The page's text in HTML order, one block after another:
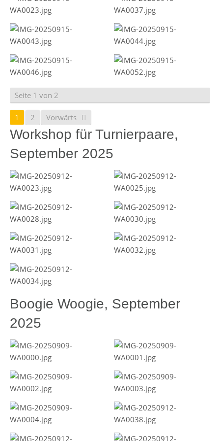
Seite 1 von 2
1 2 Vorwärts
Workshop für Turnierpaare,
September 2025
Boogie Woogie, September
2025